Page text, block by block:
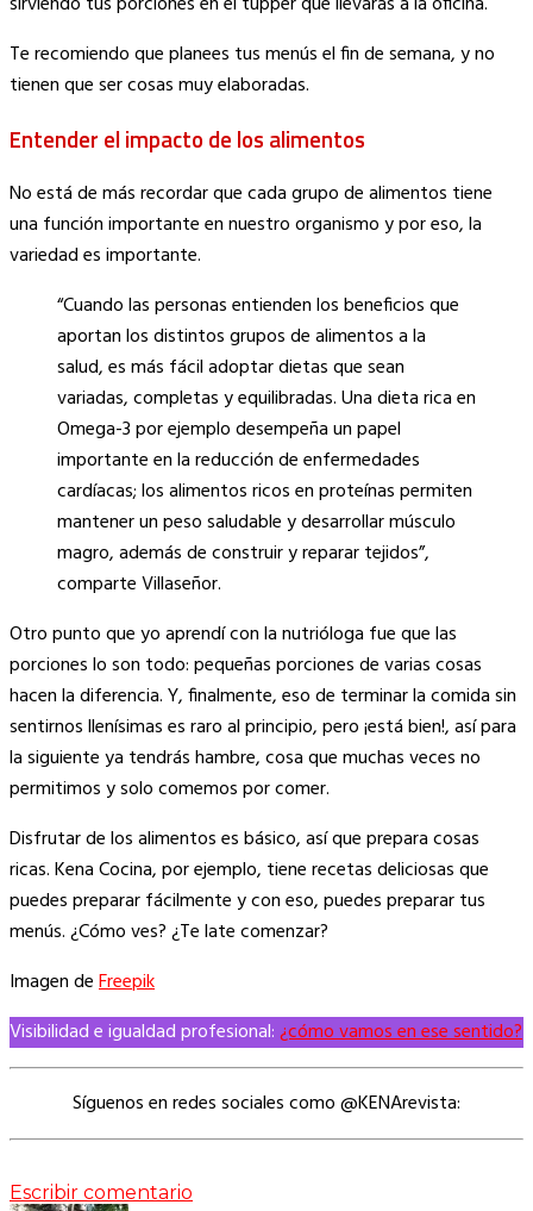
Te recomiendo que planees tus menús el fin de semana, y no
tienen que ser cosas muy elaboradas.
Entender el impacto de los alimentos
No está de más recordar que cada grupo de alimentos tiene
una función importante en nuestro organismo y por eso, la
variedad es importante.
“Cuando las personas entienden los beneficios que
aportan los distintos grupos de alimentos a la
salud, es más fácil adoptar dietas que sean
variadas, completas y equilibradas. Una dieta rica en
Omega-3 por ejemplo desempeña un papel
importante en la reducción de enfermedades
cardíacas; los alimentos ricos en proteínas permiten
mantener un peso saludable y desarrollar músculo
magro, además de construir y reparar tejidos”,
comparte Villaseñor.
Otro punto que yo aprendí con la nutrióloga fue que las
porciones lo son todo: pequeñas porciones de varias cosas
hacen la diferencia. Y, finalmente, eso de terminar la comida sin
sentirnos llenísimas es raro al principio, pero ¡está bien!, así para
la siguiente ya tendrás hambre, cosa que muchas veces no
permitimos y solo comemos por comer.
Disfrutar de los alimentos es básico, así que prepara cosas
ricas. Kena Cocina, por ejemplo, tiene recetas deliciosas que
puedes preparar fácilmente y con eso, puedes preparar tus
menús. ¿Cómo ves? ¿Te late comenzar?
Imagen deFreepik
Visibilidad e igualdad profesional:¿cómo vamos en ese sentido?
Síguenos en redes sociales como @KENArevista:
Escribir comentario